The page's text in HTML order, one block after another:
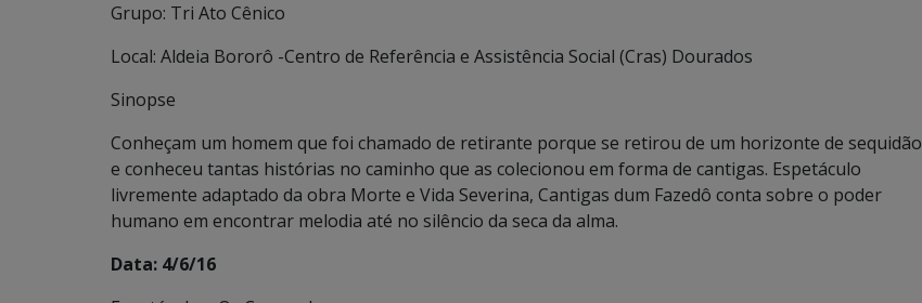
Grupo: Tri Ato Cênico
Local: Aldeia Bororô -Centro de Referência e Assistência Social (Cras) Dourados
Sinopse
Conheçam um homem que foi chamado de retirante porque se retirou de um horizonte de sequidão
e conheceu tantas histórias no caminho que as colecionou em forma de cantigas. Espetáculo
livremente adaptado da obra Morte e Vida Severina, Cantigas dum Fazedô conta sobre o poder
humano em encontrar melodia até no silêncio da seca da alma.
Data: 4/6/16